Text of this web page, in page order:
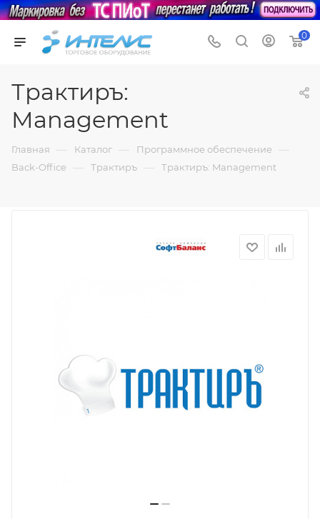
0
Трактиръ:
Management
Главная — Каталог — Программное обеспечение —
Back-Office — Трактиръ — Трактиръ: Management